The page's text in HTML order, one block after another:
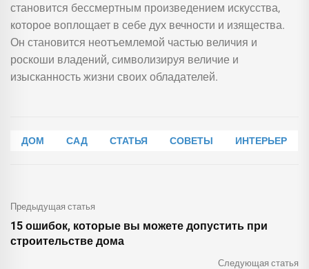
становится бессмертным произведением искусства,
которое воплощает в себе дух вечности и изящества.
Он становится неотъемлемой частью величия и
роскоши владений, символизируя величие и
изысканность жизни своих обладателей.
ДОМ САД СТАТЬЯ СОВЕТЫ ИНТЕРЬЕР
Предыдущая статья
15 ошибок, которые вы можете допустить при
строительстве дома
Следующая статья